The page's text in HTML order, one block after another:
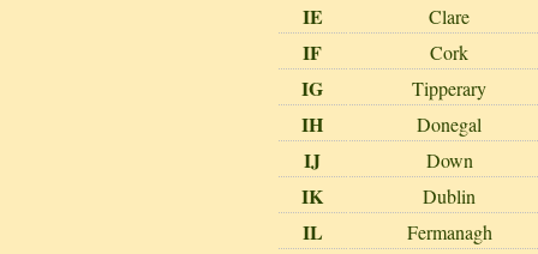
IE Clare
IF Cork
IG Tipperary
IH Donegal
IJ Down
IK Dublin
IL Fermanagh